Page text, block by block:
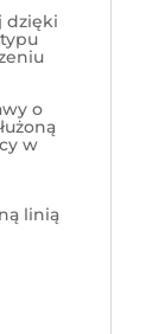
dzięki
o
w
linią